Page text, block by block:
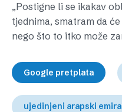
„Postigne li se ikakav
tjednima, smatram da
nego što to itko može
Google pretplata
ujedinjeni arapski